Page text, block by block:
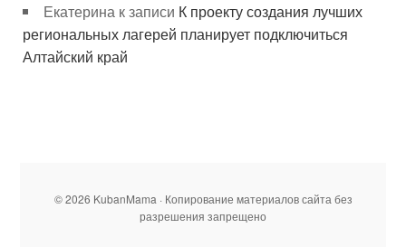
Екатерина к записи К проекту создания лучших
региональных лагерей планирует подключиться
Алтайский край
© 2026 KubanMama · Копирование материалов сайта без
разрешения запрещено